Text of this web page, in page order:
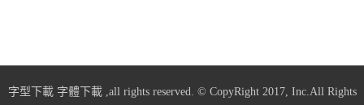
字型下載 字體下載,all rights reserved. © CopyRight 2017, Inc.All Rights